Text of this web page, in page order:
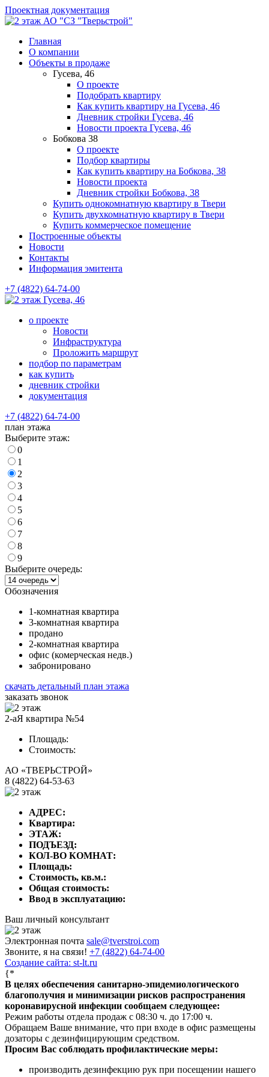
Проектная документация
АО "СЗ "Тверьстрой"
Главная
О компании
Объекты в продаже
Гусева, 46
О проекте
Подобрать квартиру
Как купить квартиру на Гусева, 46
Дневник стройки Гусева, 46
Новости проекта Гусева, 46
Бобкова 38
О проекте
Подбор квартиры
Как купить квартиру на Бобкова, 38
Новости проекта
Дневник стройки Бобкова, 38
Купить однокомнатную квартиру в Твери
Купить двухкомнатную квартиру в Твери
Купить коммерческое помещение
Построенные объекты
Новости
Контакты
Информация эмитента
+7 (4822) 64-74-00
Гусева, 46
о проекте
Новости
Инфраструктура
Проложить маршрут
подбор по параметрам
как купить
дневник стройки
документация
+7 (4822) 64-74-00
план этажа
Выберите этаж:
0
1
2
3
4
5
6
7
8
9
Выберите очередь:
Обозначения
1-комнатная квартира
3-комнатная квартира
продано
2-комнатная квартира
офис (комерческая недв.)
забронировано
скачать детальный план этажа
заказать звонок
2-аЯ квартира №54
Площадь:
Стоимость:
АО «ТВЕРЬСТРОЙ»
8 (4822) 64-53-63
АДРЕС:
Квартира:
ЭТАЖ:
ПОДЪЕЗД:
КОЛ-ВО КОМНАТ:
Площадь:
Стоимость, кв.м.:
Общая стоимость:
Ввод в эксплуатацию:
Ваш личный консультант
Электронная почта sale@tverstroi.com
Звоните, я на связи! +7 (4822) 64-74-00
Создание сайта: st-lt.ru
{*
В целях обеспечения санитарно-эпидемиологического
благополучия и минимизации рисков распространения
коронавирусной инфекции сообщаем следующее:
Режим работы отдела продаж с 08:30 ч. до 17:00 ч.
Обращаем Ваше внимание, что при входе в офис размещены
дозаторы с дезинфицирующим средством.
Просим Вас соблюдать профилактические меры:
производить дезинфекцию рук при посещении нашего